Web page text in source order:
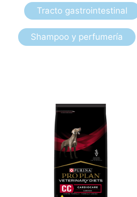
Tracto gastrointestinal
Shampoo y perfumería